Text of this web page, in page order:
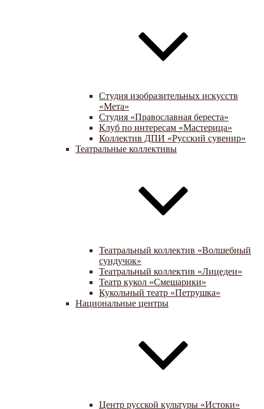
Студия изобразительных искусств
«Мета»
Студия «Православная береста»
Клуб по интересам «Мастерица»
Коллектив ДПИ «Русский сувенир»
Театральные коллективы
Театральный коллектив «Волшебный
сундучок»
Театральный коллектив «Лицедеи»
Театр кукол «Смешарики»
Кукольный театр «Петрушка»
Национальные центры
Центр русской культуры «Истоки»